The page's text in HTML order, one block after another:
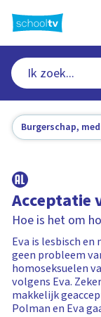
naar
hoofdinhoud
Burgerschap,
Acceptatie
Hoe is het om
Eva is lesbisch
geen probleem
homoseksuelen
volgens Eva.
makkelijk
Polman en Eva